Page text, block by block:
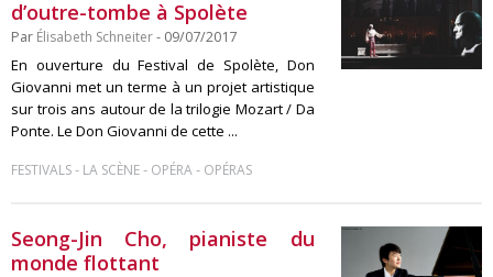
d’outre-tombe à Spolète
Par Élisabeth Schneiter- 09/07/2017
En ouverture du Festival de Spolète, Don
Giovanni met un terme à un projet artistique
sur trois ans autour de la trilogie Mozart / Da
Ponte. Le Don Giovanni de cette ...
FESTIVALS- LA SCÈNE- OPÉRA- OPÉRAS
Seong-Jin Cho, pianiste du
monde flottant